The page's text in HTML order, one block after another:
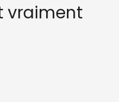
vraiment